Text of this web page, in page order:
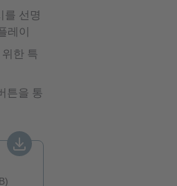
를 선명
레이
한 특
튼을 통